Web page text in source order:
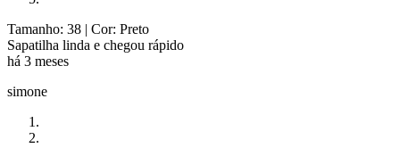
Tamanho: 38 | Cor: Preto
Sapatilha linda e chegou rápido
há 3 meses
simone